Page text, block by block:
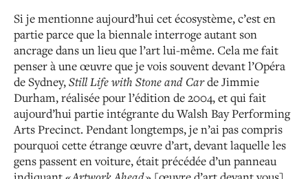
Si je mentionne aujourd’hui cet écosystème, c’est en
partieparce que la biennale interroge autant son
ancragedans un lieu que l’art lui-même. Cela me fait
penser à uneœuvre que je vois souvent devant l’Opéra
de Sydney,StillLife with Stone and Carde Jimmie
Durham, réalisée pourl’édition de 2004, et qui fait
aujourd’hui partie intégrantedu Walsh Bay Performing
Arts Precinct. Pendant longtemps,je n’aipas compris
pourquoi cette étrange œuvre d’art, devantlaquelle les
gens passent en voiture, était précédée d’unpanneau